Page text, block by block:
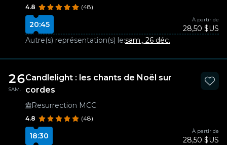
4.8 (48)
20:45
À partir de
28,50 $US
Autre(s) représentation(s) le:sam., 26 déc.
26
SAM.
Candlelight : les chants de Noël sur
cordes
Resurrection MCC
4.8 (48)
18:30
À partir de
28,50 $US